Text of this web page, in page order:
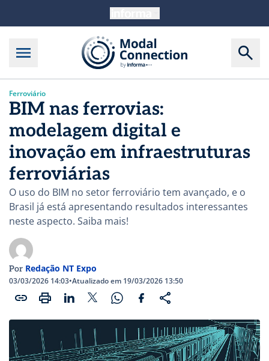
Ferroviário
BIM nas ferrovias:
modelagem digital e
inovação em infraestruturas
ferroviárias
O uso do BIM no setor ferroviário tem avançado, e o
Brasil já está apresentando resultados interessantes
neste aspecto. Saiba mais!
Por Redação NT Expo
03/03/2026 14:03•Atualizado em 19/03/2026 13:50